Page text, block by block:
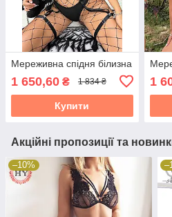
Мереживна спідня білизна
1 650,60 ₴ 1 834 ₴
Купити
1
Акційні пропозиції та
–10%